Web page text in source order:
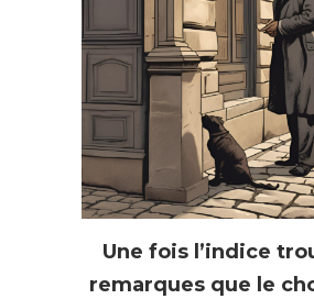
Une fois l’indice
remarques que le